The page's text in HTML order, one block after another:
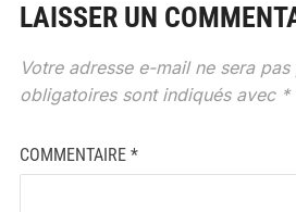
LAISSER UN
Votre adresse e-mail ne sera pas
obligatoires sont indiqués avec *
COMMENTAIRE *